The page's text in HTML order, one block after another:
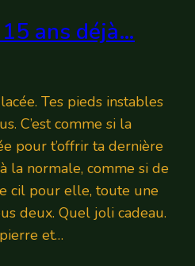
ans déjà…
Tes pieds instables
C’est comme si la
pour t’offrir ta dernière
la normale, comme si de
cil pour elle, toute une
deux. Quel joli cadeau.
et…